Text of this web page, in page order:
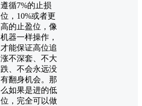
遵循7%的止损
位，10%或者更
高的止盈位，像
机器一样操作，
才能保证高位追
涨不深套、不大
跌、不会永远没
有翻身机会。那
么如果是进的低
位，完全可以做